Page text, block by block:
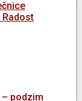
podzim